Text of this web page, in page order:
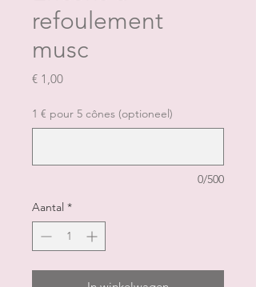
refoulement
musc
€ 1,00Prijs
1 € pour 5 cônes (optioneel)
0/500
Aantal *